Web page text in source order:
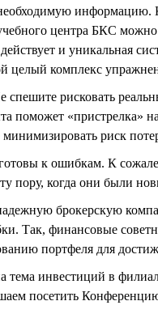
информацию.
центра БКС можно
и уникальная
целый комплекс
спешите рисковать
поможет «пристрелка»
риск
к ошибкам. К
пору, когда они были
брокерскую
Так, финансовые
портфеля для
тема инвестиций в
посетить